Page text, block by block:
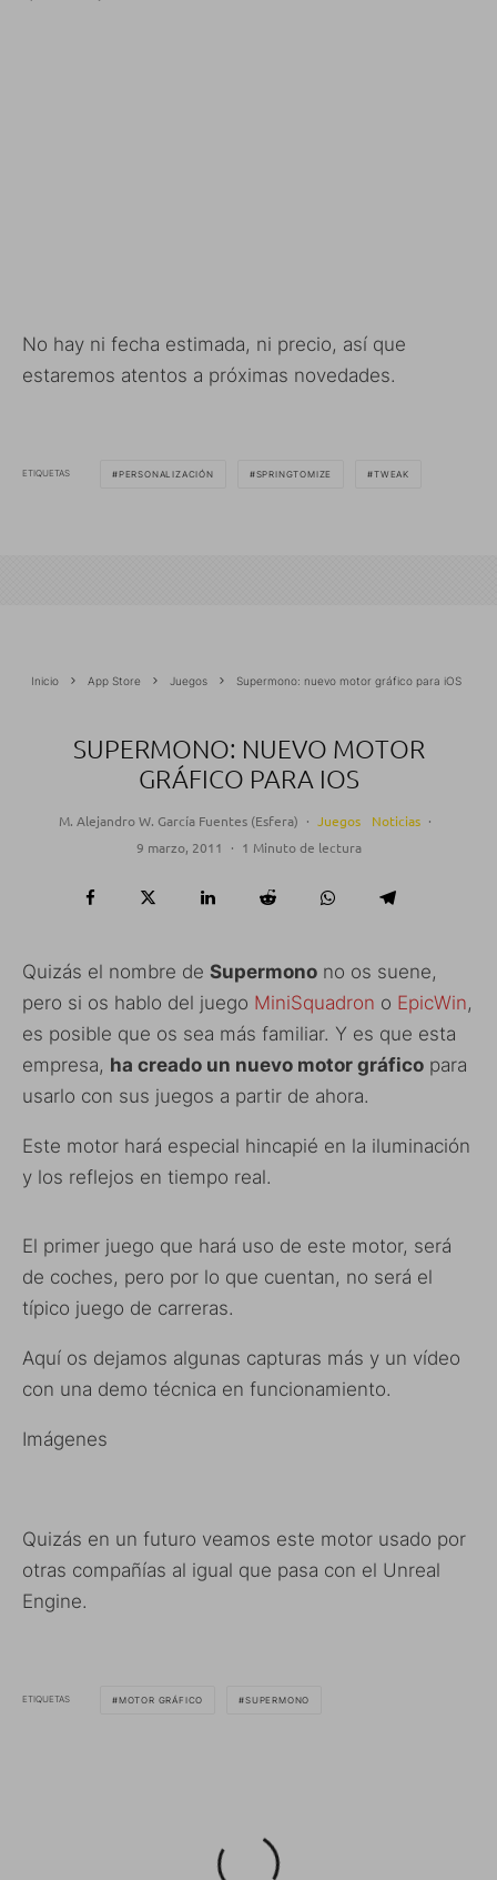
No hay ni fecha estimada, ni precio, así que
estaremos atentos a próximas novedades.
ETIQUETAS PERSONALIZACIÓN SPRINGTOMIZE TWEAK
Inicio App Store Juegos Supermono: nuevo motor gráfico para iOS
SUPERMONO: NUEVO MOTOR
GRÁFICO PARA IOS
M. Alejandro W. García Fuentes (Esfera) · Juegos Noticias ·
9 marzo, 2011
· 1 Minuto de lectura
Quizás el nombre de Supermono no os suene,
pero si os hablo del juego MiniSquadron o EpicWin,
es posible que os sea más familiar. Y es que esta
empresa, ha creado un nuevo motor gráfico para
usarlo con sus juegos a partir de ahora.
Este motor hará especial hincapié en la iluminación
y los reflejos en tiempo real.
El primer juego que hará uso de este motor, será
de coches, pero por lo que cuentan, no será el
típico juego de carreras.
Aquí os dejamos algunas capturas más y un vídeo
con una demo técnica en funcionamiento.
Imágenes
Quizás en un futuro veamos este motor usado por
otras compañías al igual que pasa con el Unreal
Engine.
ETIQUETAS MOTOR GRÁFICO SUPERMONO